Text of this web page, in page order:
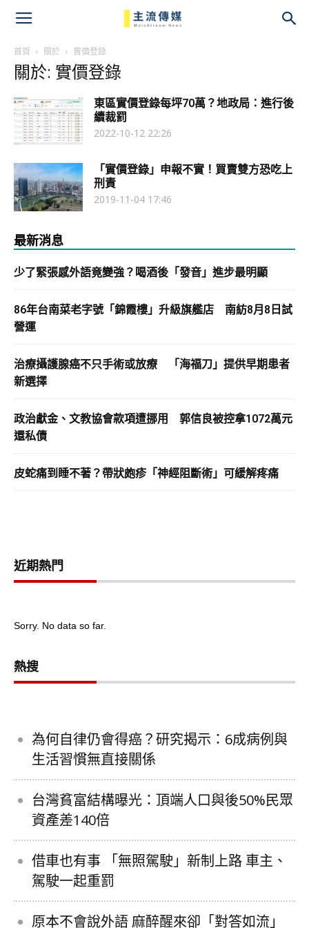
首頁 關於 實價登錄
關於: 實價登錄
東區實價登錄每坪70萬？地政局：進行後
續裁罰
2022-10-12 22:26
「實價登錄」申報不實！買賣雙方恐吃上
刑責
2019-11-04 17:46
最新消息
少了緊張感外語竟變強？喝酒後「發音」進步最明顯
86年台南菜老字號「錦霞樓」升級旗艦店 南紡8月8日試
營運
治療攝護腺癌不只手術或放療 「海福刀」提供早期患者
新選擇
政治獻金、文教協會款項遭挪用 郭信良被控拿1072萬元
還私債
皮蛇痛到睡不著？帶狀皰疹「神經阻斷術」可緩解疼痛
近期熱門
Sorry. No data so far.
熱搜
為何自律仍會得癌？研究揭示：6成病例與
生活習慣無直接關係
台灣貧富結構曝光：頂端人口與後50%民眾
資產差140倍
借車也有事 「無照駕駛」新制上路 車主、
駕駛一起重罰
原本不會說外語 麻醉醒來卻「對答如流」